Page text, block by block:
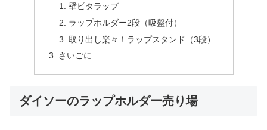
壁ピタラップ
ラップホルダー2段（吸盤付）
取り出し楽々！ラップスタンド（3段）
さいごに
ダイソーのラップホルダー売り場